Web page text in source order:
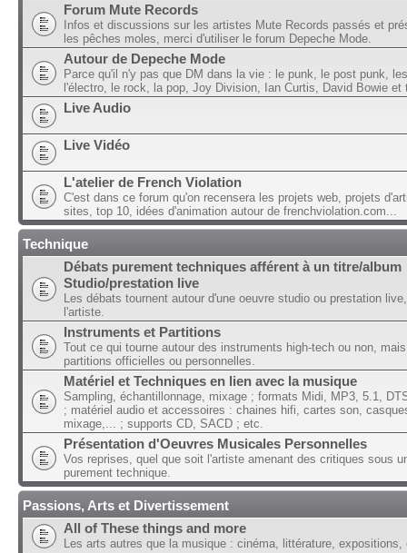
Forum Mute Records
Infos et discussions sur les artistes Mute Records passés et
les pêches moles, merci d'utiliser le forum Depeche Mode.
Autour de Depeche Mode
Parce qu'il n'y pas que DM dans la vie : le punk, le post punk,
l'électro, le rock, la pop, Joy Division, Ian Curtis, David Bowie et
Live Audio
Live Vidéo
L'atelier de French Violation
C'est dans ce forum qu'on recensera les projets web, projets
sites, top 10, idées d'animation autour de frenchviolation.com...
Technique
Débats purement techniques afférent à un titre/album
Studio/prestation live
Les débats tournent autour d'une oeuvre studio ou prestation
l'artiste.
Instruments et Partitions
Tout ce qui tourne autour des instruments high-tech ou non,
partitions officielles ou personnelles.
Matériel et Techniques en lien avec la musique
Sampling, échantillonnage, mixage ; formats Midi, MP3, 5.1,
; matériel audio et accessoires : chaines hifi, cartes son,
mixage,... ; supports CD, SACD ; etc.
Présentation d'Oeuvres Musicales Personnelles
Vos reprises, quel que soit l'artiste amenant des critiques sous
purement technique.
Passions, Arts et Divertissement
All of These things and more
Les arts autres que la musique : cinéma, littérature, expositions,